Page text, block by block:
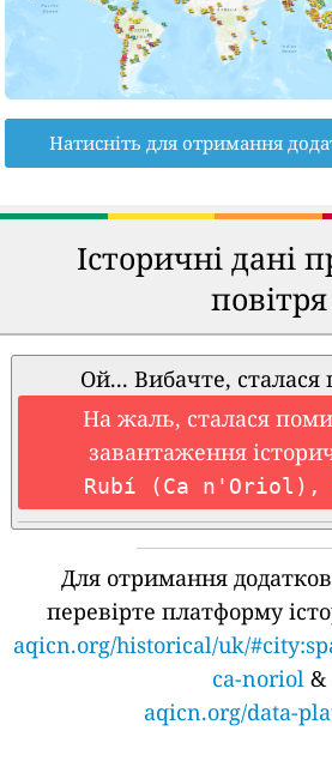
Натисніть для отримання
Історичні дані
повітря
Ой... Вибачте, сталася
На жаль, сталася
завантаження
Rubí (Ca n'Oriol),
Для отримання
перевірте платформу
aqicn.org/historical/uk/
ca-noriol&
aqicn.org/data-